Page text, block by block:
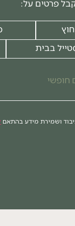
פרטים על:
בבית
ושמירת מידע בהתאם